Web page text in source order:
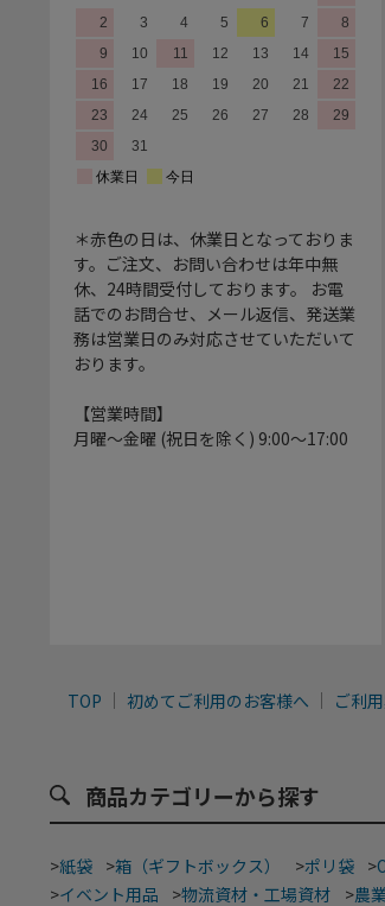
＊赤色の日は、休業日となっておりま
す。ご注文、お問い合わせは年中無
休、24時間受付しております。 お電
話でのお問合せ、メール返信、発送業
務は営業日のみ対応させていただいて
おります。
【営業時間】
月曜～金曜 (祝日を除く) 9:00～17:00
TOP 初めてご利用のお客様へ ご利
商品カテゴリーから探す
>紙袋 >箱（ギフトボックス） >ポリ袋 >
>イベント用品 >物流資材・工場資材 >農